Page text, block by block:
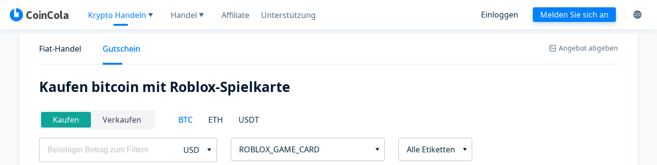
Krypto Handeln Handel Affiliate Unterstützung Einloggen Melden Sie sich an
Fiat-Handel Gutschein Angebot abgeben
Kaufen bitcoin mit Roblox-Spielkarte
Kaufen Verkaufen BTC ETH USDT
USD ROBLOX_GAME_CARD Alle Etiketten